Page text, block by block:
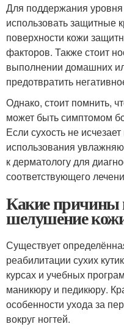
Для поддержания
использовать защитные
поверхности кожи
факторов. Также стоит
выполнении домашних
предотвратить
Однако, стоит помнить,
может быть симптомом
Если сухость не
использования
к дерматологу для
соответствующего
Какие причины
шелушение
Существует
реабилитации сухих
курсах и учебных
маникюру и педикюру.
особенности ухода за
вокруг ногтей.